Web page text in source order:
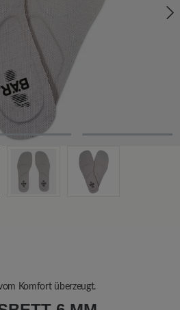
Komfort überzeugt.